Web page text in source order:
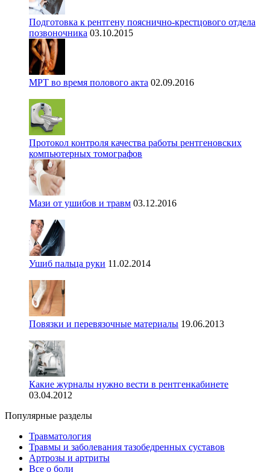
Подготовка к рентгену пояснично-крестцового отдела
позвоночника 03.10.2015
МРТ во время полового акта 02.09.2016
Протокол контроля качества работы рентгеновских
компьютерных томографов
Мази от ушибов и травм 03.12.2016
Ушиб пальца руки 11.02.2014
Повязки и перевязочные материалы 19.06.2013
Какие журналы нужно вести в рентгенкабинете
03.04.2012
Популярные разделы
Травматология
Травмы и заболевания тазобедренных суставов
Артрозы и артриты
Все о боли